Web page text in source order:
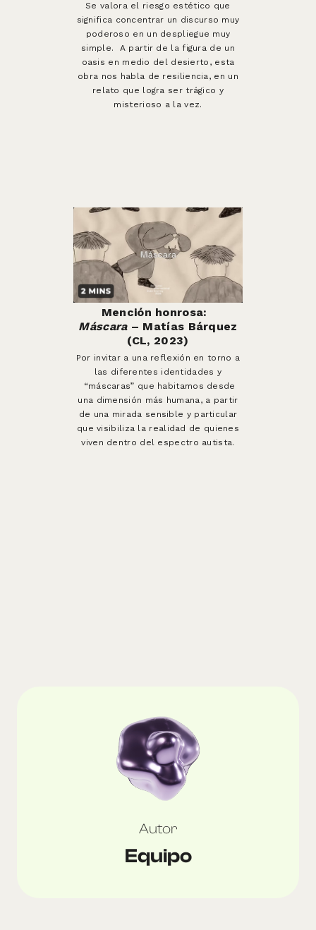
Se valora el riesgo estético que
significa concentrar un discurso muy
poderoso en un despliegue muy
simple. A partir de la figura de un
oasis en medio del desierto, esta
obra nos habla de resiliencia, en un
relato que logra ser trágico y
misterioso a la vez.
Mención honrosa:
Máscara– Matías Bárquez
(CL, 2023)
Por invitar a una reflexión en torno a
las diferentes identidades y
“máscaras” que habitamos desde
una dimensión más humana, a partir
de una mirada sensible y particular
que visibiliza la realidad de quienes
viven dentro del espectro autista.
Autor
Equipo